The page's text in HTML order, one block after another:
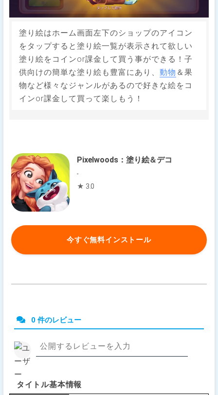
塗り絵はホーム画面左下のショップのアイコン
をタップすると塗り絵一覧が表示されて欲しい
塗り絵をコインor課金して買う事ができる！子
供向けの簡単な塗り絵も豊富にあり、動物 ＆果
物など様々なジャンルがあるので好きな絵をコ
インor課金して買って楽しもう！
Pixelwoods：塗り絵＆デコ
-
★ 3.0
今すぐ無料インストール
0 件のレビュー
タイトル基本情報